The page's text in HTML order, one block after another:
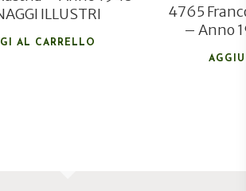
ILLUSTRI
AL CARRELLO
4765
– Anno